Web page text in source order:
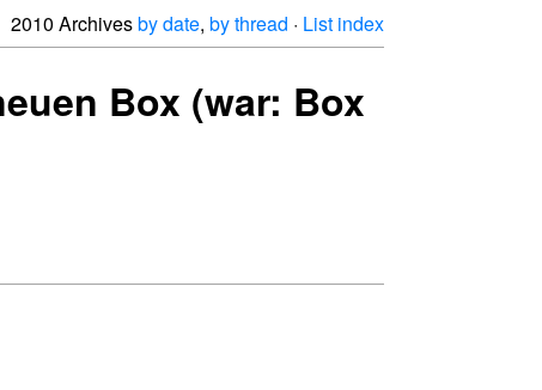
2010 Archivesby date, by thread · List index
Box (war: Box